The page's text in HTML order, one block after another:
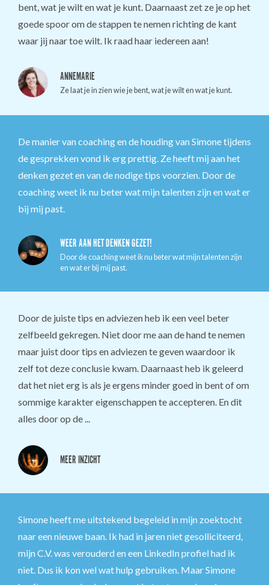
bent, wat je wilt en wat je kunt. Daarnaast zet ze je op het
goede spoor om de stappen te nemen richting de kant
waar jij naar toe wilt. Ik raad haar iedereen aan!
ANNEMARIE
Ze laat je in zien wie je bent, wat je wilt en wat je kunt.
De manier van coaching en de houding van Simone tijdens
de gesprekken vond ik erg prettig. Ze heeft mij aan het
denken gezet en van de nodige tips voorzien. Door de
coaching weet ik nu beter wat mijn talenten zijn en wat er
bij mij past.
WEER AAN HET DENKEN GEZET!
Door de coaching weet ik nu beter wat mijn talenten zijn
en wat er bij mij past.
Door de juiste tips en adviezen heb ik een veel beter
zelfbeeld gekregen. Niet door me aan de hand te nemen
maar juist door tips en adviezen te geven waardoor ik
zelf tot deze conclusie kwam. Daarnaast heb ik geleerd
dat het niet erg is als je ergens minder goed in bent of om
sommige karakter eigenschappen te accepteren. En dit
alles door op de ...
MEER INZICHT
Simone heeft me uitstekend begeleid in mijn zoektocht
naar een nieuwe baan. Ik had in jaren niet gesolliciteerd,
mijn C.V. was verouderd en een LinkedIn profiel had ik
niet. Dus ik kon wel wat hulp gebruiken. Maar Simone